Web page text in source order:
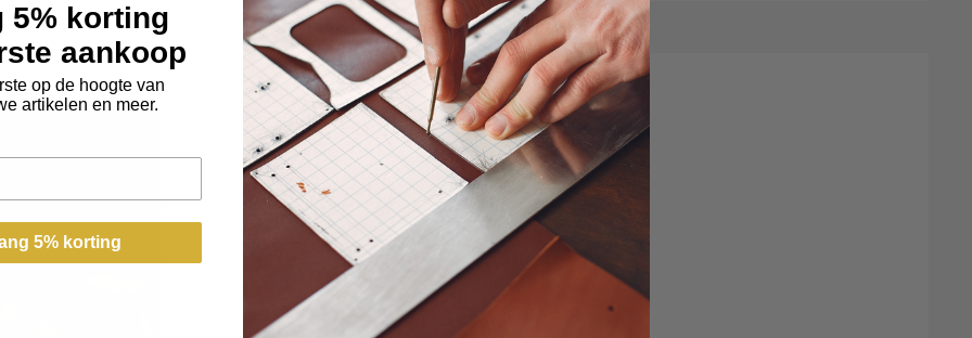
Handgemaakt.
5% korting
aankoop
op de hoogte van
artikelen en meer.
5% korting